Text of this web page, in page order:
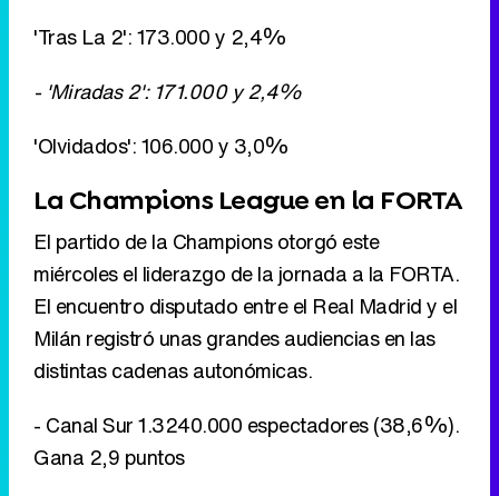
'Tras La 2': 173.000 y 2,4%
- 'Miradas 2': 171.000 y 2,4%
'Olvidados': 106.000 y 3,0%
La Champions League en la FORTA
El partido de la Champions otorgó este
miércoles el liderazgo de la jornada a la FORTA.
El encuentro disputado entre el Real Madrid y el
Milán registró unas grandes audiencias en las
distintas cadenas autonómicas.
- Canal Sur 1.3240.000 espectadores (38,6%).
Gana 2,9 puntos